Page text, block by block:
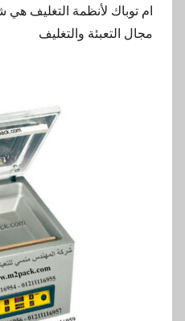
ام توباك لأنظمة التغليف
مجال التعبئة والتغليف